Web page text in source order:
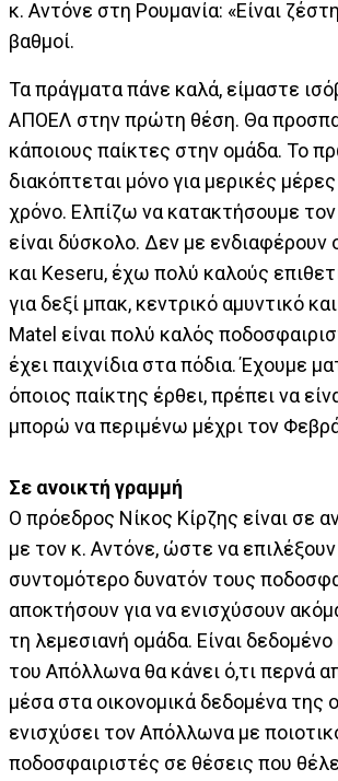
κ. Αντόνε στη Ρουμανία: «Είναι
βαθμοί.
Τα πράγματα πάνε καλά, είμαστε
ΑΠΟΕΛ στην πρώτη θέση. Θα
κάποιους παίκτες στην ομάδα. Το
διακόπτεται μόνο για μερικές
χρόνο. Ελπίζω να κατακτήσουμε τον
είναι δύσκολο. Δεν με ενδιαφέρουν
και Keseru, έχω πολύ καλούς
για δεξί μπακ, κεντρικό αμυντικό
Matel είναι πολύ καλός
έχει παιχνίδια στα πόδια. Έχουμε
όποιος παίκτης έρθει, πρέπει να
μπορώ να περιμένω μέχρι τον
Σε ανοικτή γραμμή
Ο πρόεδρος Νίκος Κίρζης είναι σε
με τον κ. Αντόνε, ώστε να
συντομότερο δυνατόν τους
αποκτήσουν για να ενισχύσουν
τη λεμεσιανή ομάδα. Είναι
του Απόλλωνα θα κάνει ό,τι περνά
μέσα στα οικονομικά δεδομένα της
ενισχύσει τον Απόλλωνα με
ποδοσφαιριστές σε θέσεις που